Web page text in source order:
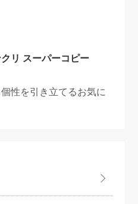
リ スーパーコピー
性を引き立てるお気に